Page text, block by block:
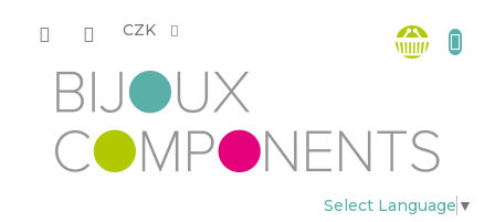
CZK
Select Language ▼
košík